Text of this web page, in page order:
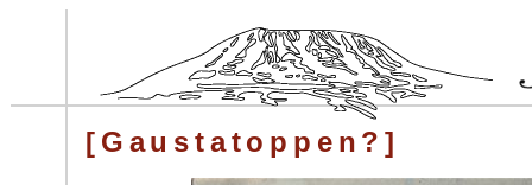
[Gaustatoppen?]